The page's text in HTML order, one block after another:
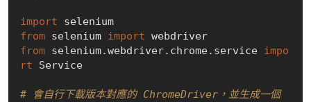
import
selenium
from selenium import
webdriver
from selenium.webdriver.chrome.service impo
rt Service
# 會自行下載版本對應的 ChromeDriver，並生成一個